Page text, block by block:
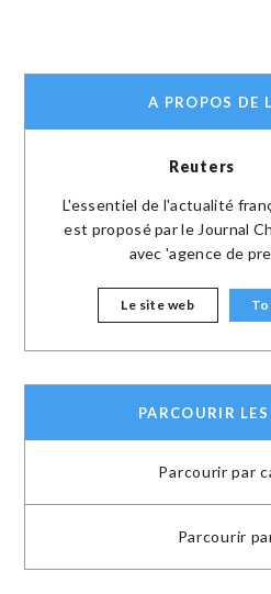
A PROPOS DE
Reuters
L'essentiel de l'actualité
est proposé par le Journal
avec 'agence de
Le site web
PARCOURIR
Parcourir par
Parcourir